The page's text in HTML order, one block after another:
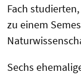
Fach
zu einem
Sechs